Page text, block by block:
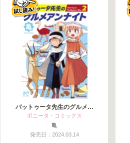
バットゥータ先生のグルメ…
ボニータ・コミックス
亀
発売日：2024.03.14